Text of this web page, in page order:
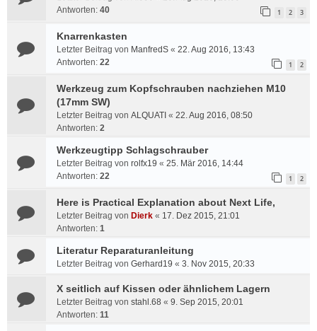
Antworten: 40 1 2 3
Knarrenkasten
Letzter Beitrag von ManfredS « 22. Aug 2016, 13:43
Antworten: 22 1 2
Werkzeug zum Kopfschrauben nachziehen M10
(17mm SW)
Letzter Beitrag von ALQUATI « 22. Aug 2016, 08:50
Antworten: 2
Werkzeugtipp Schlagschrauber
Letzter Beitrag von rolfx19 « 25. Mär 2016, 14:44
Antworten: 22 1 2
Here is Practical Explanation about Next Life,
Letzter Beitrag von Dierk « 17. Dez 2015, 21:01
Antworten: 1
Literatur Reparaturanleitung
Letzter Beitrag von Gerhard19 « 3. Nov 2015, 20:33
X seitlich auf Kissen oder ähnlichem Lagern
Letzter Beitrag von stahl.68 « 9. Sep 2015, 20:01
Antworten: 11